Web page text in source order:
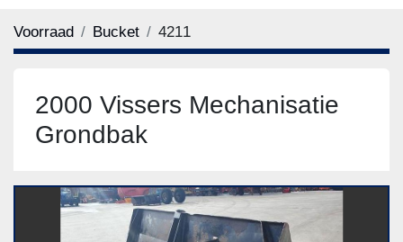
Voorraad Bucket 4211
2000 Vissers Mechanisatie
Grondbak